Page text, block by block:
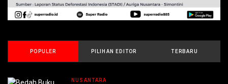
POPULER PILIHAN EDITOR TERBARU
NUSANTARA